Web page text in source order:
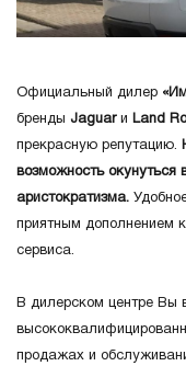
Официальный дилер
бренды Jaguarи Land
прекрасную репутацию.
возможность окунуться
аристократизма.
приятным дополнением
сервиса.
В дилерском центре Вы
продажах и